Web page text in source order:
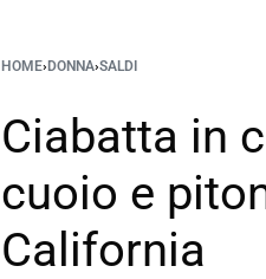
HOME› DONNA›SALDI
Ciabatta in
cuoio e
California